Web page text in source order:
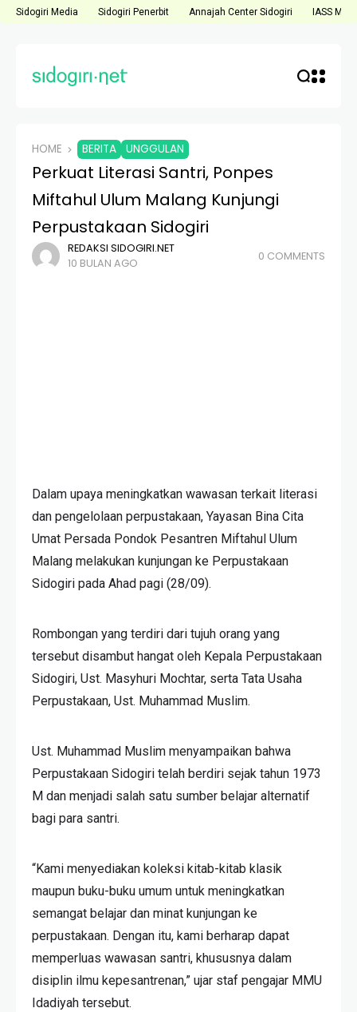
Sidogiri Media Sidogiri Penerbit Annajah Center Sidogiri IASS
HOME BERITA UNGGULAN
Perkuat Literasi Santri, Ponpes
Miftahul Ulum Malang Kunjungi
Perpustakaan Sidogiri
REDAKSI SIDOGIRI.NET
10 BULAN AGO
0 COMMENTS
Dalam upaya meningkatkan wawasan terkait literasi
dan pengelolaan perpustakaan, Yayasan Bina Cita
Umat Persada Pondok Pesantren Miftahul Ulum
Malang melakukan kunjungan ke Perpustakaan
Sidogiri pada Ahad pagi (28/09).
Rombongan yang terdiri dari tujuh orang yang
tersebut disambut hangat oleh Kepala Perpustakaan
Sidogiri, Ust. Masyhuri Mochtar, serta Tata Usaha
Perpustakaan, Ust. Muhammad Muslim.
Ust. Muhammad Muslim menyampaikan bahwa
Perpustakaan Sidogiri telah berdiri sejak tahun 1973
M dan menjadi salah satu sumber belajar alternatif
bagi para santri.
“Kami menyediakan koleksi kitab-kitab klasik
maupun buku-buku umum untuk meningkatkan
semangat belajar dan minat kunjungan ke
perpustakaan. Dengan itu, kami berharap dapat
memperluas wawasan santri, khususnya dalam
disiplin ilmu kepesantrenan,” ujar staf pengajar MMU
Idadiyah tersebut.